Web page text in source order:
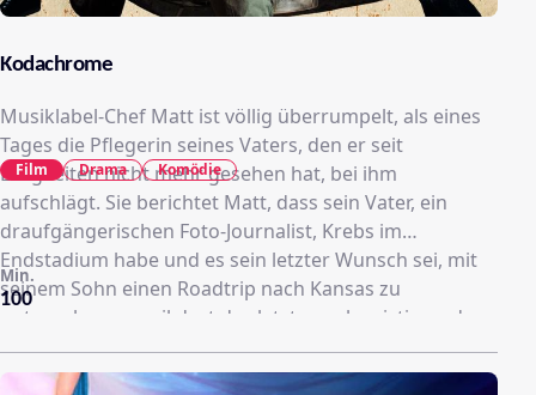
Kodachrome
Musiklabel-Chef Matt ist völlig überrumpelt, als eines
Tages die Pflegerin seines Vaters, den er seit
Ewigkeiten nicht mehr gesehen hat, bei ihm
aufschlägt. Sie berichtet Matt, dass sein Vater, ein
draufgängerischen Foto-Journalist, Krebs im
Endstadium habe und es sein letzter Wunsch sei, mit
seinem Sohn einen Roadtrip nach Kansas zu
unternehmen, weil dort das letzte noch existierende
Labor stehe, das noch Kodachrome-Bilder entwickelt.
100
Min.
Film Drama Komödie